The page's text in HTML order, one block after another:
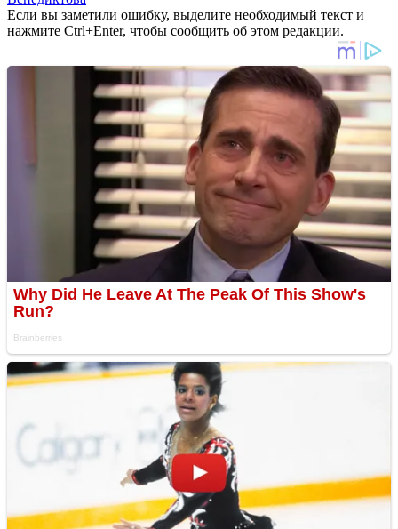
Если вы заметили ошибку, выделите необходимый текст и
нажмите Ctrl+Enter, чтобы сообщить об этом редакции.